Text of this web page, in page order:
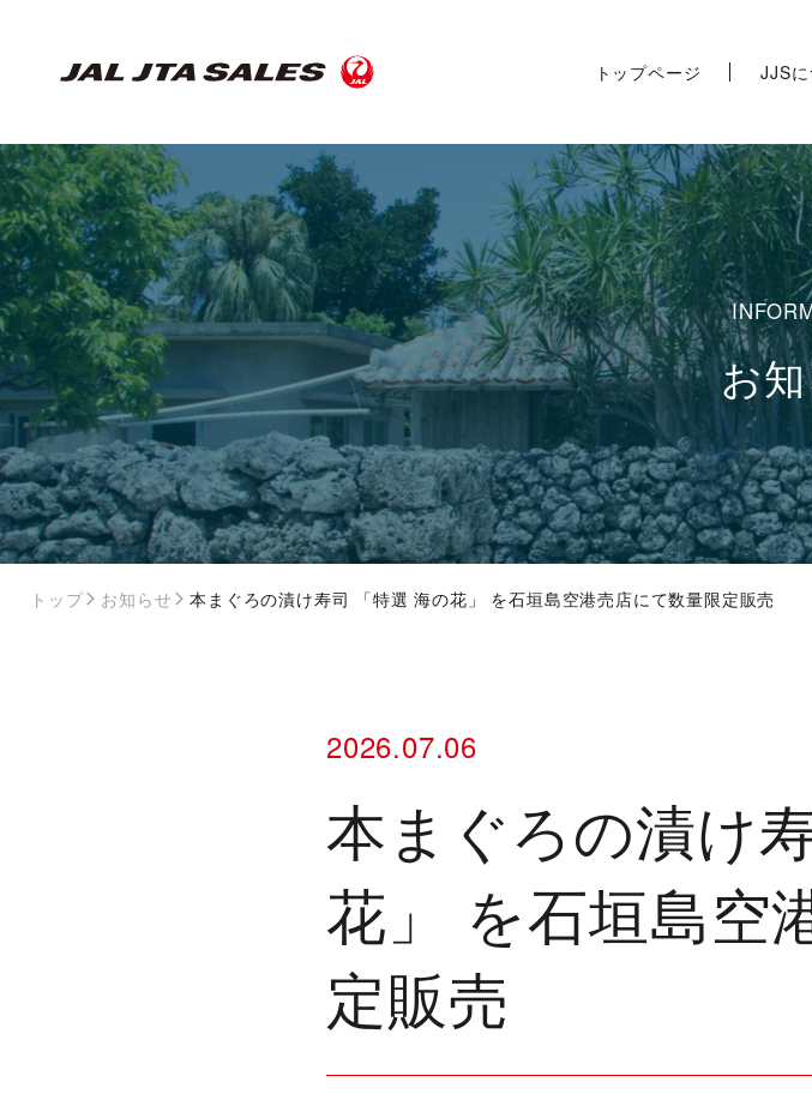
トップページ JJS
お
トップ お知らせ 本まぐろの漬け寿司 「特選 海の花」 を石垣島空港売店にて数量限定販売
2026.07.06
本まぐろの漬け
花」 を石垣島空
定販売